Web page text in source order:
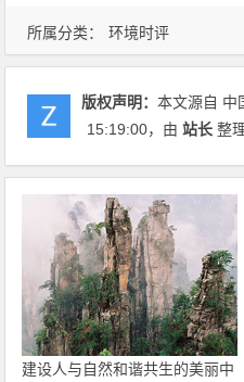
所属分类： 环境时评
版权声明：本文源自 中
15:19:00，由站长 整
建设人与自然和谐共生的美丽中